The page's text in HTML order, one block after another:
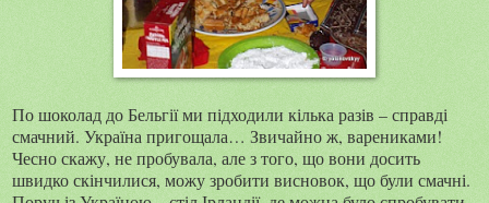
По шоколад до Бельгії ми підходили кілька разів – справді
смачний. Україна пригощала… Звичайно ж, варениками!
Чесно скажу, не пробувала, але з того, що вони досить
швидко скінчилися, можу зробити висновок, що були смачні.